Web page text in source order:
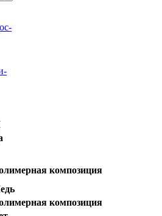
композиция
композиция